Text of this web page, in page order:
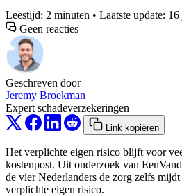
Leestijd: 2 minuten • Laatste update:
Geen reacties
Geschreven door
Jeremy Broekman
Expert schadeverzekeringen
Link kopiëren
Het verplichte eigen risico blijft voor
kostenpost. Uit onderzoek van
de vier Nederlanders de zorg zelfs
verplichte eigen risico.